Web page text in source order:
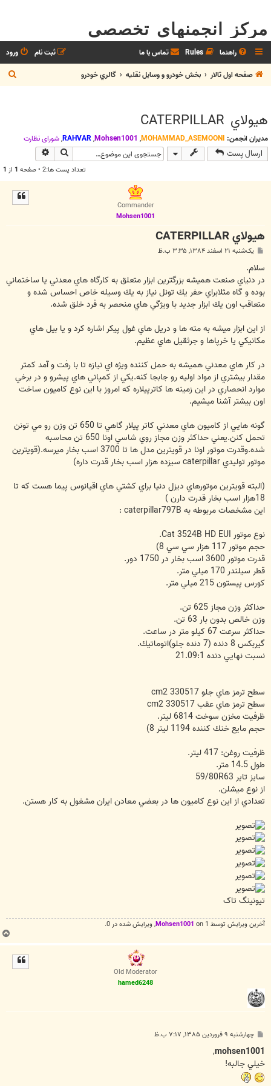
مرکز انجمنهای تخصصی
راهنما Rules تماس با ما ورود
ثبت نام
صفحه اول تالار
بخش خودرو و وسايل نقليه گالري خودرو
س
هيولاي CATERPILLAR
مدیران انجمن: MOHAMMAD_ASEMOONI
,
Mohsen1001
,
RAHVAR
,شوراي نظارت
ارسال پست جستجو
تعداد پست ها:2 • صفحه 1 از 1
Commander
Mohsen1001
هيولاي CATERPILLAR
ت
یک‌شنبه ۲۱ اسفند ۱۳۸۴, ۳:۳۵ ب.ظ
سلام.
در دنياي صنعت هميشه بزرگترين ابزار متعلق به كارگاه هاي معدني يا ساختماني
بوده و گاه مثلابراي حفر يك تونل نياز به يك وسيله خاص احساس شده و
متعاقب اون يك ابزار جديد با ويژگي هاي منحصر به فرد خلق شده.
از اين ابزار ميشه به مته ها و دريل هاي غول پيكر اشاره كرد و يا بيل هاي
مكانيكي يا خرپاها و جرثقيل هاي عظيم.
در كار هاي معدني هميشه به حمل كننده ويژه اي نيازه تا با رفت و آمد كمتر
مقدار بيشتري از مواد اوليه رو جابجا كنه.يكي از كمپاني هاي پيشرو و در برخي
موارد انحصاري در اين زمينه ها كاترپيلاره كه امروز با اين نوع كاميون ساخت
اون بيشتر آشنا ميشيم.
گونه هايي از كاميون هاي معدني كاتر پيلار گاهي تا 650 تن وزن رو مي تونن
تحمل كنن.يعني حداكثر وزن مجاز روي شاسي اونا 650 تن محاسبه
شده.وقدرت موتور اونا در قويترين مدل ها تا 3700 اسب بخار ميرسه.(قويترين
موتور توليدي caterpillar سيزده هزار اسب بخار قدرت داره)
(البته قويترين موتورهاي ديزل دنيا براي كشتي هاي اقيانوس پيما هست كه تا
18هزار اسب بخار قدرت دارن )
اين مشخصات مربوطه به caterpillar797B :
نوع موتور Cat 3524B HD EUI.
حجم موتور 117 هزار سي سي 8)
قدرت موتور 3600 اسب بخار در 1750 دور.
قطر سيلندر 170 ميلي متر.
كورس پيستون 215 ميلي متر.
حداكثر وزن مجاز 625 تن.
وزن خالص بدون بار 63 تن.
حداكثر سرعت 67 كيلو متر در ساعت.
گيربكس 8 دنده (7 دنده جلو)اتوماتيك.
نسبت نهايي دنده 21.09:1
سطح ترمز هاي جلو 330517 cm2
سطح ترمز هاي عقب 330517 cm2
ظرفيت مخزن سوخت 6814 ليتر.
حجم مايع خنك كننده 1194 ليتر 8)
ظرفيت روغن: 417 ليتر.
طول 14.5 متر.
سايز تاير 59/80R63
از نوع ميشلن.
تعدادي از اين نوع كاميون ها در بعضي معادن ايران مشغول به كار هستن.
تيونينگ تاک
آخرین ويرايش توسط 1 on Mohsen1001, ويرايش شده در 0.
Old Moderator
hamed6248
س
ت
چهارشنبه ۹ فروردین ۱۳۸۵, ۷:۱۷ ب.ظ
mohsen1001
,
خيلي جالبه!